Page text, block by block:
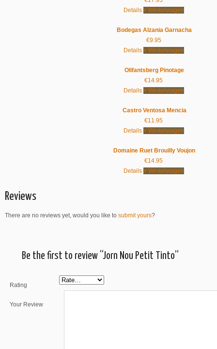
Details + Winkelwagen
Bodegas Alzania Garnacha
€9.95
Details + Winkelwagen
Olifantsberg Pinotage
€14.95
Details + Winkelwagen
Castro Ventosa Mencia
€11.95
Details + Winkelwagen
Domaine Ruet Brouilly Voujon
€14.95
Details + Winkelwagen
Reviews
There are no reviews yet, would you like to submit yours?
Be the first to review “Jorn Nou Petit Tinto”
Rating
Your Review